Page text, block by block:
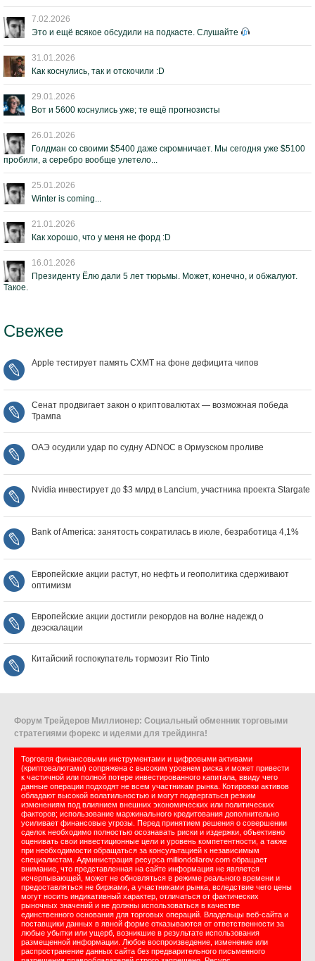
7.02.2026
Это и ещё всякое обсудили на подкасте. Слушайте
31.01.2026
Как коснулись, так и отскочили :D
29.01.2026
Вот и 5600 коснулись уже; те ещё прогнозисты
26.01.2026
Голдман со своими $5400 даже скромничает. Мы сегодня уже $5100
пробили, а серебро вообще улетело...
25.01.2026
Winter is coming...
21.01.2026
Как хорошо, что у меня не форд :D
16.01.2026
Президенту Ёлю дали 5 лет тюрьмы. Может, конечно, и обжалуют.
Такое.
Свежее
Apple тестирует память CXMT на фоне дефицита чипов
Сенат продвигает закон о криптовалютах — возможная победа
Трампа
ОАЭ осудили удар по судну ADNOC в Ормузском проливе
Nvidia инвестирует до $3 млрд в Lancium, участника проекта Stargate
Bank of America: занятость сократилась в июле, безработица 4,1%
Европейские акции растут, но нефть и геополитика сдерживают
оптимизм
Европейские акции достигли рекордов на волне надежд о
деэскалации
Китайский госпокупатель тормозит Rio Tinto
Форум Трейдеров Миллионер: Социальный обменник торговыми
стратегиями форекс и идеями для трейдинга!
Торговля финансовыми инструментами и цифровыми активами
(криптовалютами) сопряжена с высоким уровнем риска и может привести
к частичной или полной потере инвестированного капитала, ввиду чего
данные операции подходят не всем участникам рынка. Котировки активов
обладают высокой волатильностью и могут подвергаться резким
изменениям под влиянием внешних экономических или политических
факторов; использование маржинального кредитования дополнительно
усиливает финансовые угрозы. Перед принятием решения о совершении
сделок необходимо полностью осознавать риски и издержки, объективно
оценивать свои инвестиционные цели и уровень компетентности, а также
при необходимости обращаться за консультацией к независимым
специалистам. Администрация ресурса milliondollarov.com обращает
внимание, что представленная на сайте информация не является
исчерпывающей, может не обновляться в режиме реального времени и
предоставляться не биржами, а участниками рынка, вследствие чего цены
могут носить индикативный характер, отличаться от фактических
рыночных значений и не должны использоваться в качестве
единственного основания для торговых операций. Владельцы веб-сайта и
поставщики данных в явной форме отказываются от ответственности за
любые убытки или ущерб, возникшие в результате использования
размещенной информации. Любое воспроизведение, изменение или
распространение данных сайта без предварительного письменного